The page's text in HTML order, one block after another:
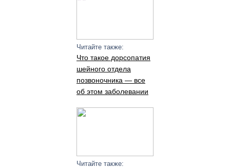
Читайте также:
Что такое дорсопатия
шейного отдела
позвоночника — все
об этом заболевании
Читайте также: